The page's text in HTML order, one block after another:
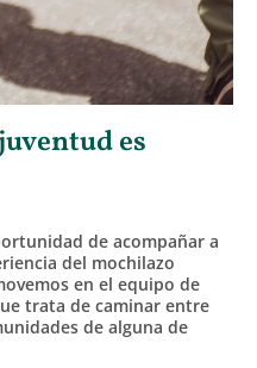
es
de acompañar a
del mochilazo
en el equipo de
trata de caminar entre
de alguna de